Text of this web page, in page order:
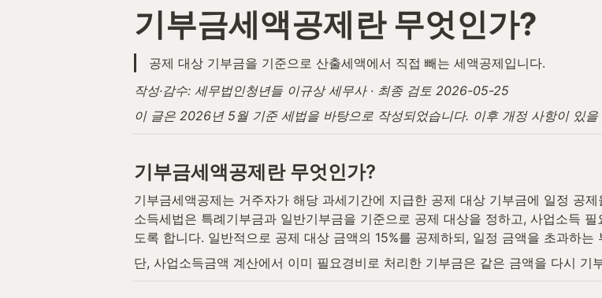
기부금세액공제란 무엇인가?
공제 대상 기부금을 기준으로 산출세액에서 직접 빼는 세액공제입니다.
작성·감수: 세무법인청년들 이규상 세무사 · 최종 검토 2026-05-25
이 글은 2026년 5월 기준 세법을 바탕으로 작성되었습니다. 이후 개정 사항이 있
기부금세액공제란 무엇인가?
기부금세액공제는 거주자가 해당 과세기간에 지급한 공제 대상 기부금에 일정 공
소득세법은 특례기부금과 일반기부금을 기준으로 공제 대상을 정하고, 사업소득
도록 합니다. 일반적으로 공제 대상 금액의 15%를 공제하되, 일정 금액을 초과하
단, 사업소득금액 계산에서 이미 필요경비로 처리한 기부금은 같은 금액을 다시 기